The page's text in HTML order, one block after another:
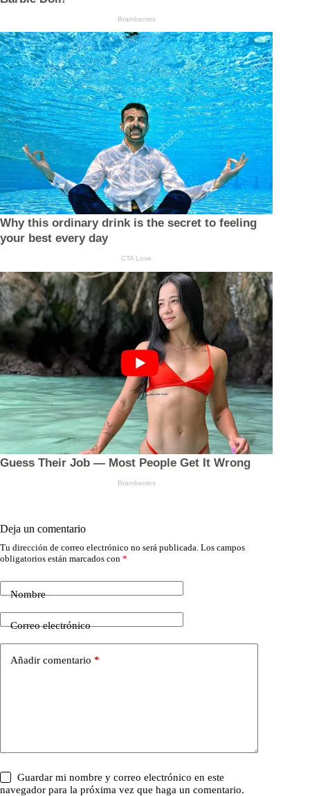
Deja un comentario
Tu dirección de correo electrónico no será publicada. Los campos
obligatorios están marcados con *
Nombre
Correo electrónico
Añadir comentario *
Guardar mi nombre y correo electrónico en este
navegador para la próxima vez que haga un comentario.